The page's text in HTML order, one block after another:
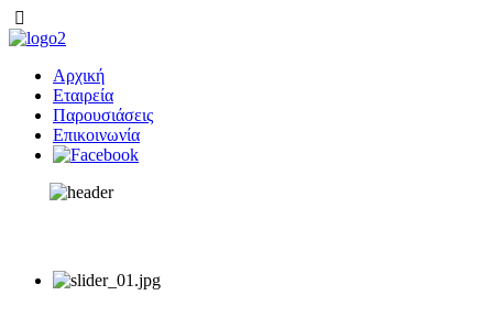
Αρχική
Εταιρεία
Παρουσιάσεις
Επικοινωνία